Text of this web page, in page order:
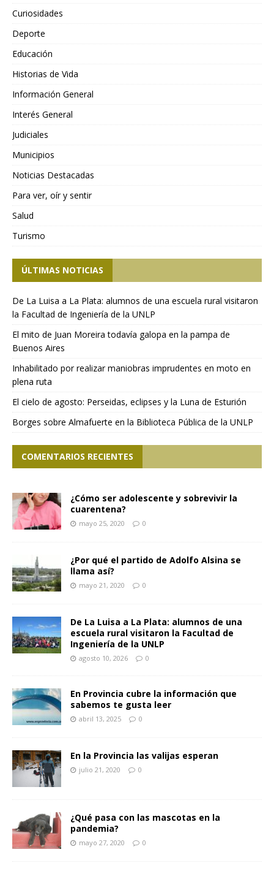
Curiosidades
Deporte
Educación
Historias de Vida
Información General
Interés General
Judiciales
Municipios
Noticias Destacadas
Para ver, oír y sentir
Salud
Turismo
ÚLTIMAS NOTICIAS
De La Luisa a La Plata: alumnos de una escuela rural visitaron
la Facultad de Ingeniería de la UNLP
El mito de Juan Moreira todavía galopa en la pampa de
Buenos Aires
Inhabilitado por realizar maniobras imprudentes en moto en
plena ruta
El cielo de agosto: Perseidas, eclipses y la Luna de Esturión
Borges sobre Almafuerte en la Biblioteca Pública de la UNLP
COMENTARIOS RECIENTES
¿Cómo ser adolescente y sobrevivir la
cuarentena?
mayo 25, 2020 0
¿Por qué el partido de Adolfo Alsina se
llama así?
mayo 21, 2020 0
De La Luisa a La Plata: alumnos de una
escuela rural visitaron la Facultad de
Ingeniería de la UNLP
agosto 10, 2026 0
En Provincia cubre la información que
sabemos te gusta leer
abril 13, 2025 0
En la Provincia las valijas esperan
julio 21, 2020 0
¿Qué pasa con las mascotas en la
pandemia?
mayo 27, 2020 0